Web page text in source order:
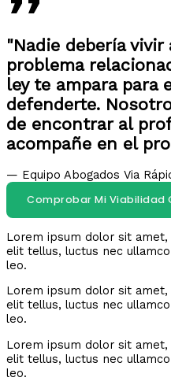
"Nadie debería
problema
ley te ampara para
defenderte.
de encontrar al
acompañe en el
— Equipo Abogados Via
Comprobar Mi Viabilidad
Lorem ipsum dolor sit
elit tellus, luctus nec
leo.
Lorem ipsum dolor sit
elit tellus, luctus nec
leo.
Lorem ipsum dolor sit
elit tellus, luctus nec
leo.